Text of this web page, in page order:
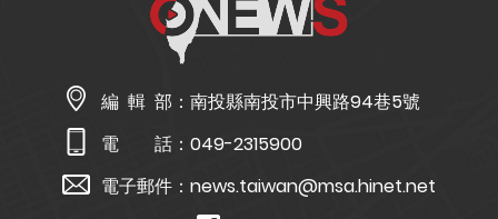
編 輯 部： 南投縣南投市中興路94巷5號
電 話： 049-2315900
電子郵件： news.taiwan@msa.hinet.net